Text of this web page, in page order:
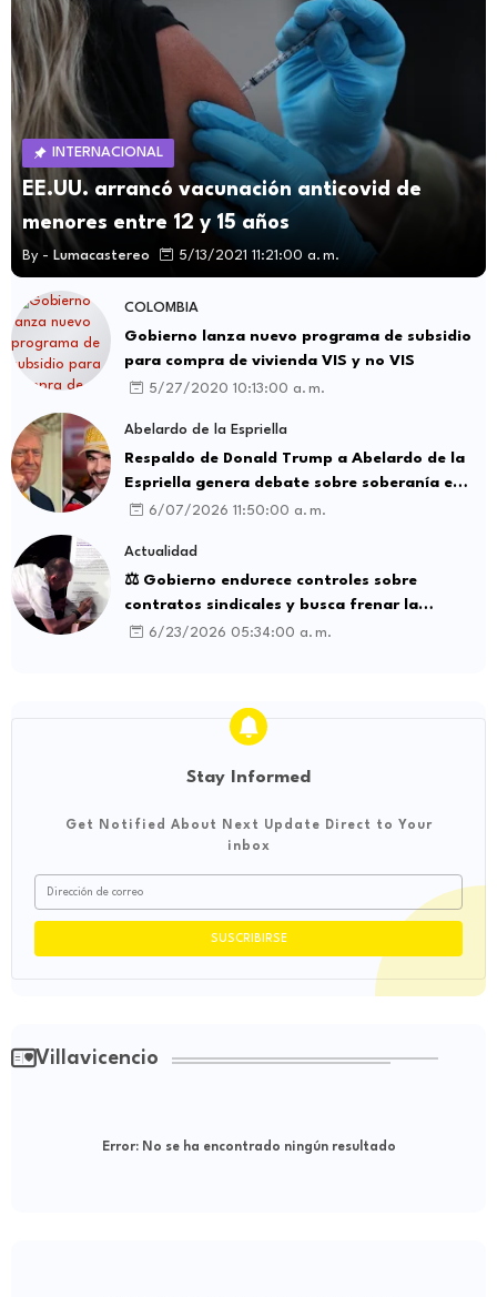
INTERNACIONAL
EE.UU. arrancó vacunación anticovid de
menores entre 12 y 15 años
By - Lumacastereo 5/13/2021 11:21:00 a. m.
COLOMBIA
Gobierno lanza nuevo programa de subsidio
para compra de vivienda VIS y no VIS
5/27/2020 10:13:00 a. m.
Abelardo de la Espriella
Respaldo de Donald Trump a Abelardo de la
Espriella genera debate sobre soberanía e
influencia internacional
6/07/2026 11:50:00 a. m.
Actualidad
⚖️ Gobierno endurece controles sobre
contratos sindicales y busca frenar la
intermediación laboral ilegal
6/23/2026 05:34:00 a. m.
Stay Informed
Get Notified About Next Update Direct to Your
inbox
Villavicencio
Error:No se ha encontrado ningún resultado